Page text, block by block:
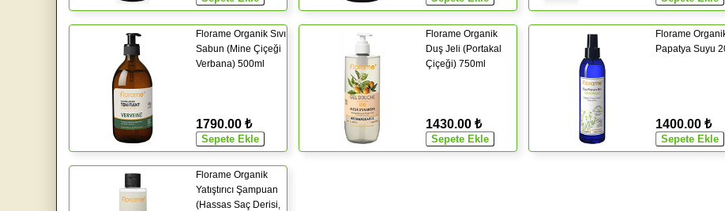
Florame Organik Sıvı
Sabun (Mine Çiçeği
Verbana) 500ml
1790.00 ₺
Florame Organik
Duş Jeli (Portakal
Çiçeği) 750ml
1430.00 ₺
Florame
Papatya Suyu
1400.00 ₺
Florame Organik
Yatıştırıcı Şampuan
(Hassas Saç Derisi,